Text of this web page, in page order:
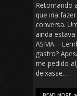
Retornando
que iria
conversa.
ainda
ASMA…
gastro?
me pedido
deixasse…